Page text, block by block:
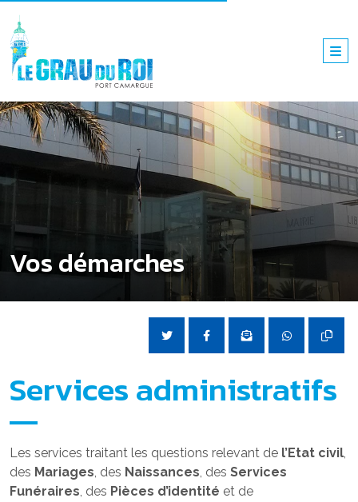
Vos démarches
Services administratifs
Les services traitant les questions relevant de l’Etat civil,
des Mariages, des Naissances, des Services
Funéraires, des Pièces d’identité et de